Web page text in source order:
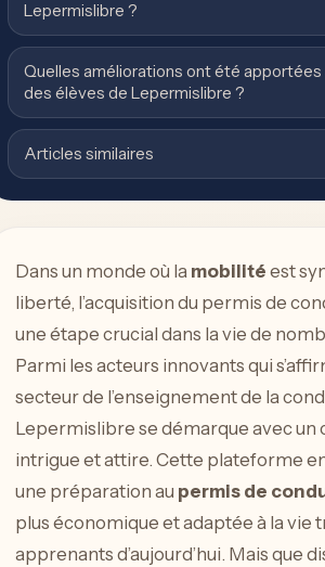
Lepermislibre ?
Quelles améliorations ont été
des élèves de Lepermislibre ?
Articles similaires
Dans un monde où la mobilité est
liberté, l’acquisition du permis de
une étape crucial dans la vie de
Parmi les acteurs innovants qui
secteur de l’enseignement de la
Lepermislibre se démarque avec un
intrigue et attire. Cette plateforme
une préparation au permis de
plus économique et adaptée à la vie
apprenants d’aujourd’hui. Mais que